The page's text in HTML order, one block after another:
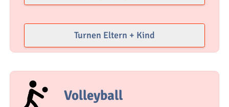
Turnen Eltern + Kind
Volleyball